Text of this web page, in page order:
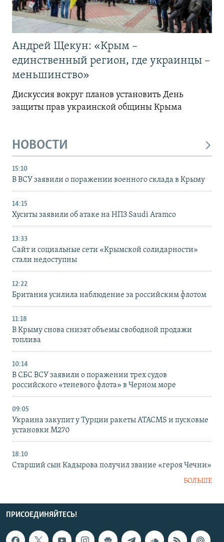
Андрей Щекун: «Крым –
единственный регион, где украинцы –
меньшинство»
Дискуссия вокруг планов установить День
защиты прав украинской общины Крыма
НОВОСТИ
15:10
В ВСУ заявили о поражении военного склада в Крыму
14:15
Хуситы заявили об атаке на НПЗ Saudi Aramco
13:33
Сайт и социальные сети «Крымской солидарности»
стали недоступны
12:22
Британия усилила наблюдение за российским флотом
11:18
В Крыму снова снизят объемы свободной продажи
топлива
10:14
В СБС ВСУ заявили о поражении трех судов
российского «теневого флота» в Черном море
09:05
Украина закупит у Турции ракеты ATACMS и пусковые
установки M270
18:10
Старший сын Кадырова получил звание «героя Чечни»
БОЛЬШЕ
ПРИСОЕДИНЯЙТЕСЬ!